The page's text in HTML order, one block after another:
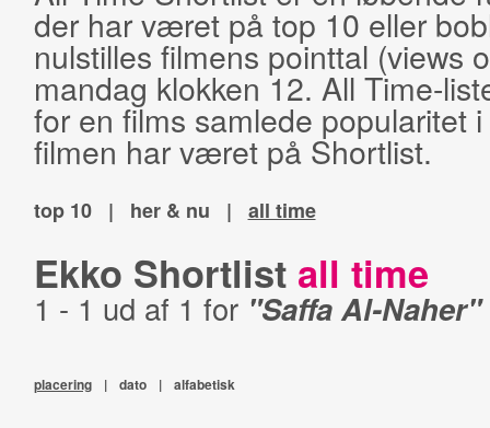
der har været på top 10 eller
nulstilles filmens pointtal (views
mandag klokken 12. All Time-
for en films samlede popularitet
filmen har været på Shortlist.
top 10 | her & nu | all time
Ekko Shortlist all time
1 - 1 ud af 1 for "Saffa Al-Naher"
placering | dato | alfabetisk